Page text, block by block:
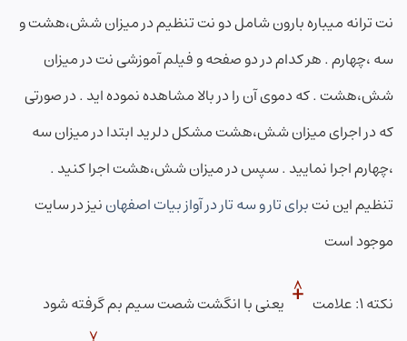
نت ترانه میباره بارون شامل دو نت تنظیم در میزان شش،هشت و
سه ،چهارم . هر کدام در دو صفحه و فیلم آموزشی نت در میزان
شش،هشت . که دموی آن را در بالا مشاهده نموده اید . در صورتی
که در اجرای میزان شش،هشت مشکل دلرید ابتدا در میزان سه
،چهارم اجرا نمایید . سپس در میزان شش،هشت اجرا کنید .
تنظیم این نتبرای تار و سه تار در آواز بیات اصفهاننیز در سایت
موجود است
نکته ۱: علامت یعنی با انگشت شصت سیم بم گرفته شود